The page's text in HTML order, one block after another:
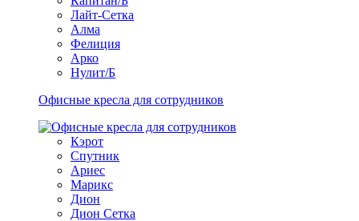
Лайт-Сетка
Алма
Фелиция
Арко
Нулит/Б
Офисные кресла для сотрудников
Кэрот
Спутник
Ариес
Марикс
Дион
Дион Сетка